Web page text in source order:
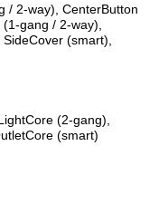
/ 2-way), CenterButton
gang / 2-way),
(smart),
(2-gang),
(smart)